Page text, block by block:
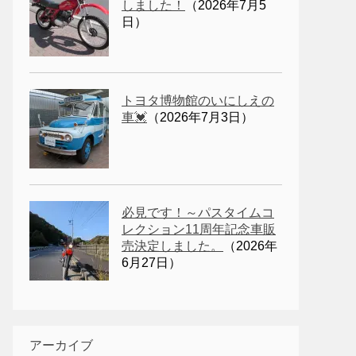
しました！
（2026年7月5
日）
トヨタ博物館のいにしえの
車💓 （2026年7月3日）
必見です！～パスタイムコ
レクション11周年記念車販
売決定しました。
（2026年
6月27日）
アーカイブ